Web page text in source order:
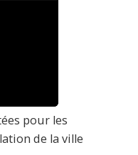
pour les
de la ville